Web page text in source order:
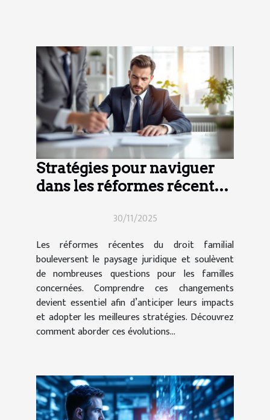
Stratégies pour naviguer
dans les réformes récentes
30/11/2025
Les réformes récentes du droit familial
bouleversent le paysage juridique et soulèvent
de nombreuses questions pour les familles
concernées. Comprendre ces changements
devient essentiel afin d’anticiper leurs impacts
et adopter les meilleures stratégies. Découvrez
comment aborder ces évolutions...